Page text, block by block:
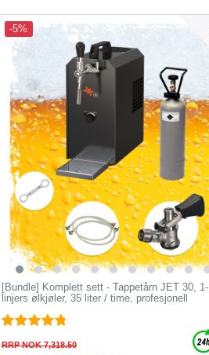
-5%
[Bundle] Komplett sett - Tappetårn JET 30, 1-
linjers ølkjøler, 35 liter / time, profesjonell
RRP NOK 7,318.50